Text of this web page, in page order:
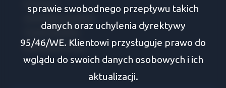
Choroszcz
Turośń Kościelna
Dobrzyniewo Duże
sprawie swobodnego przepływu takich
danych oraz uchylenia dyrektywy
95/46/WE. Klientowi przysługuje prawo do
wglądu do swoich danych osobowych i ich
aktualizacji.